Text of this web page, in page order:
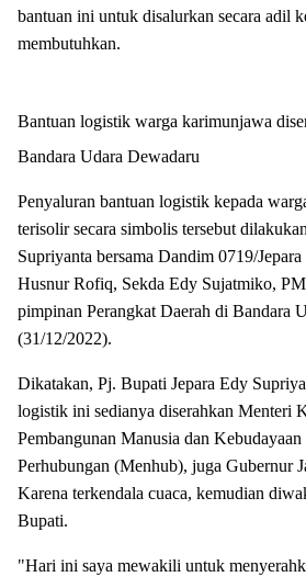
bantuan ini untuk disalurkan secara adil
membutuhkan.
Bantuan logistik warga karimunjawa
Bandara Udara Dewadaru
Penyaluran bantuan logistik kepada
terisolir secara simbolis tersebut
Supriyanta bersama Dandim 0719/
Husnur Rofiq, Sekda Edy Sujatmiko,
pimpinan Perangkat Daerah di Bandara
(31/12/2022).
Dikatakan, Pj. Bupati Jepara Edy
logistik ini sedianya diserahkan Menteri
Pembangunan Manusia dan
Perhubungan (Menhub), juga Gubernur
Karena terkendala cuaca, kemudian
Bupati.
"Hari ini saya mewakili untuk